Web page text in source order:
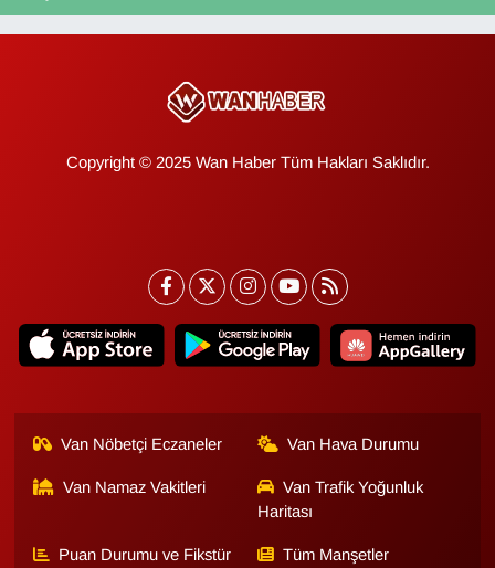
Copyright © 2025 Wan Haber Tüm Hakları Saklıdır.
Van Nöbetçi Eczaneler Van Hava Durumu
Van Namaz Vakitleri
Van Trafik Yoğunluk
Haritası
Puan Durumu ve Fikstür Tüm Manşetler